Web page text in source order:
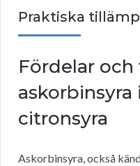
Praktiska
Fördelar
citronsyra
Askorbinsyra, också